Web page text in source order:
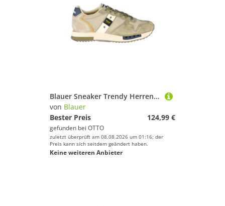
Blauer Sneaker Trendy Herrensportschuh in Grün mit Kontrasten und
von Blauer
Bester Preis
124,99 €
gefunden bei OTTO
zuletzt überprüft am 08.08.2026 um 01:16; der
Preis kann sich seitdem geändert haben.
Keine weiteren Anbieter